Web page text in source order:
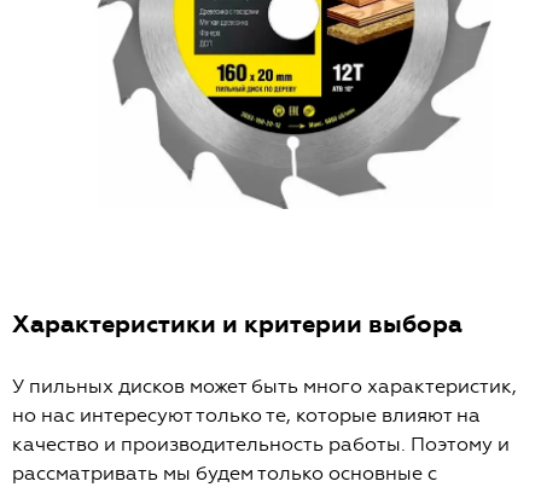
Характеристики и критерии выбора
У пильных дисков может быть много характеристик,
но нас интересуют только те, которые влияют на
качество и производительность работы. Поэтому и
рассматривать мы будем только основные с